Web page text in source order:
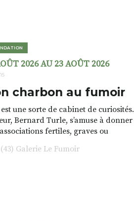
2026 AU 23 AOÛT 2026
charbon au fumoir
une sorte de cabinet de curiosités.
Bernard Turle, s’amuse à donner
fertiles, graves ou
fumeuses. Des oeuvres
font. liens avec les histoires un peu
Galerie Le Fumoir